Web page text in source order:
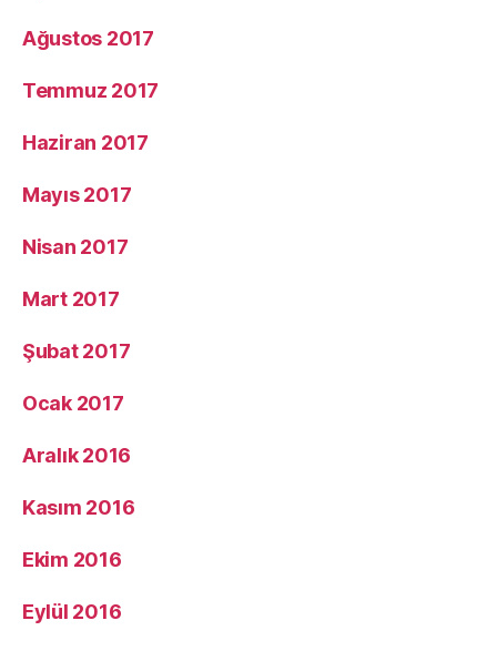
Ağustos 2017
Temmuz 2017
Haziran 2017
Mayıs 2017
Nisan 2017
Mart 2017
Şubat 2017
Ocak 2017
Aralık 2016
Kasım 2016
Ekim 2016
Eylül 2016